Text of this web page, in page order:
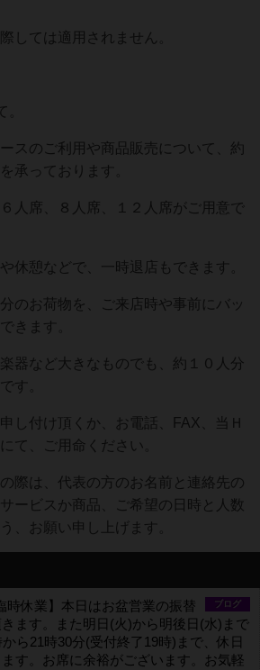
しては適用されません。
スのご利用や商品販売について、約
承っております。
人席、８人席、１２人席がご用意で
休憩などで、一時退店もできます。
のお荷物を、ご来店時や事前にバッ
きます。
器など大きなものでも、約１０人分
す。
し付け頂くか、お電話、FAX、当Ｈ
て、ご用命ください。
際は、代表の方のお名前と連絡先の
ービスか商品、ご希望の日時と人数
、お願い申し上げます。
ブログ
時休業】本日はお盆営業の振替
ます。また明日(火)から明後日(水)まで
ら21時30分(受付終了19時)まで、休日
す。お席に余裕がございます。お気軽